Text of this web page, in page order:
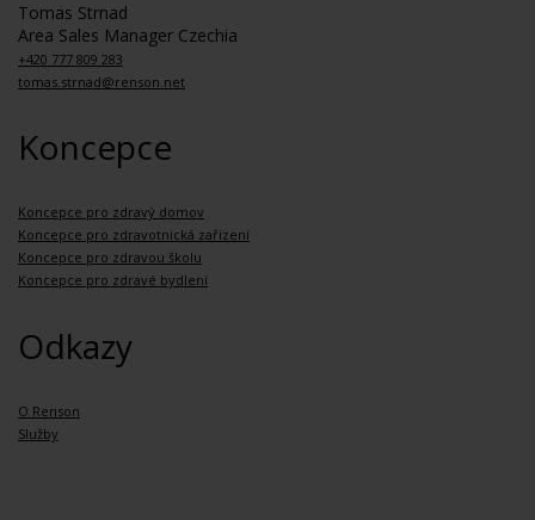
Tomas Strnad
Area Sales Manager Czechia
+420 777 809 283
tomas.strnad@renson.net
Koncepce
Koncepce pro zdravý domov
Koncepce pro zdravotnická zařízení
Koncepce pro zdravou školu
Koncepce pro zdravé bydlení
Odkazy
O Renson
Služby